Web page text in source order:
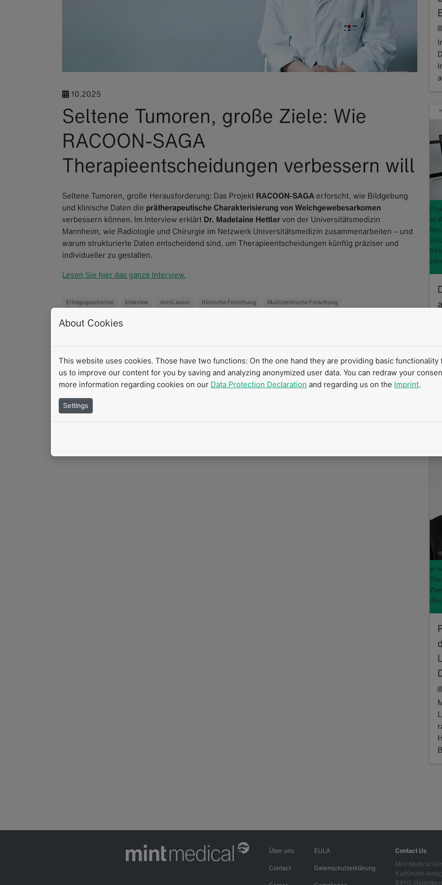
10.2025
Seltene Tumoren, große Ziele: Wie
RACOON-SAGA
Therapieentscheidungen verbessern will
Seltene Tumoren, große Herausforderung: Das Projekt RACOON-SAGAerforscht, wie Bildgebung
und klinische Daten die prätherapeutische Charakterisierung von Weichgewebesarkomen
verbessern können. Im Interview erklärt Dr. Madelaine Hettlervon der Universitätsmedizin
Mannheim, wie Radiologie und Chirurgie im Netzwerk Universitätsmedizin zusammenarbeiten – und
warum strukturierte Daten entscheidend sind, um Therapieentscheidungen künftig präziser und
individueller zu gestalten.
Lesen Sie hier das ganze Interview.
Erfolgsgeschichte Interview mintLesion Klinische Forschung Multizentrische Forschung
Interdisziplinäre Kommunikation
AI
In
Über uns
Contact
EULA
Datenschutzerklärung
Contact Us
Mint Medical
Kurfürsten-
69115
About Cookies
This website uses cookies. Those have two functions: On the one hand they are providing basic
us to improve our content for you by saving and analyzing anonymized user data. You can redraw your
more information regarding cookies on our Data Protection Declaration and regarding us on the Imprint.
Settings